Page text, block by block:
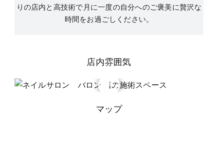
りの店内と高技術で月に一度の自分へのご褒美に贅沢な
時間をお過ごしください。
店内雰囲気
マップ